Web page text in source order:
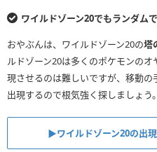
ワイルドゾーン20でもランダム
おやぶんは、ワイルドゾーン20の塔
ルドゾーン20は多くのポケモンの
現させるのは難しいですが、移動
出現するので根気強く探しましょう。
▶︎ワイルドゾーン20の出